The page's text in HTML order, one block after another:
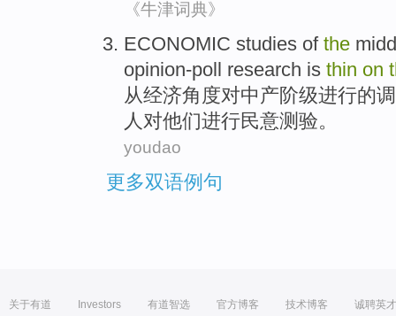
《牛津词典》
ECONOMIC studies of the
opinion-poll research is thin on
从经济角度对中产阶级进行的
人对他们进行民意测验。
youdao
更多双语例句
关于有道 Investors 有道智选 官方博客 技术博客 诚聘英才